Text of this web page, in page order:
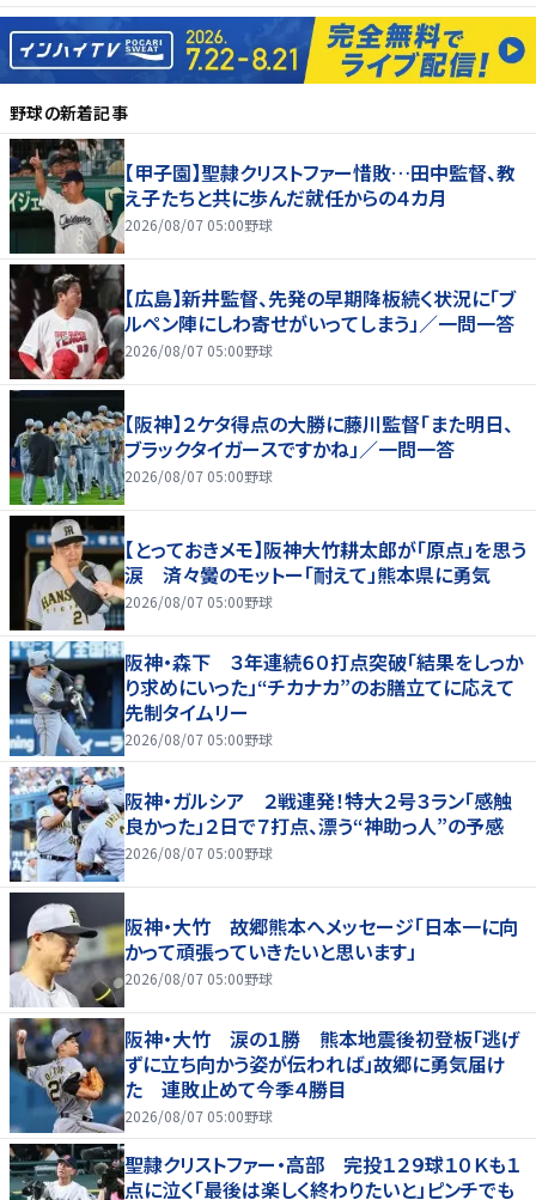
野球の新着記事
【甲子園】聖隷クリストファー惜敗…田中監督、教
え子たちと共に歩んだ就任からの４カ月
2026/08/07 05:00野球
【広島】新井監督、先発の早期降板続く状況に「ブ
ルペン陣にしわ寄せがいってしまう」／一問一答
2026/08/07 05:00野球
【阪神】２ケタ得点の大勝に藤川監督「また明日、
ブラックタイガースですかね」／一問一答
2026/08/07 05:00野球
【とっておきメモ】阪神大竹耕太郎が「原点」を思う
涙 済々黌のモットー「耐えて」熊本県に勇気
2026/08/07 05:00野球
阪神・森下 ３年連続６０打点突破「結果をしっか
り求めにいった」“チカナカ”のお膳立てに応えて
先制タイムリー
2026/08/07 05:00野球
阪神・ガルシア ２戦連発！特大２号３ラン「感触
良かった」２日で７打点、漂う“神助っ人”の予感
2026/08/07 05:00野球
阪神・大竹 故郷熊本へメッセージ「日本一に向
かって頑張っていきたいと思います」
2026/08/07 05:00野球
阪神・大竹 涙の１勝 熊本地震後初登板「逃げ
ずに立ち向かう姿が伝われば」故郷に勇気届け
た 連敗止めて今季４勝目
2026/08/07 05:00野球
聖隷クリストファー・高部 完投１２９球１０Ｋも１
点に泣く「最後は楽しく終わりたいと」ピンチでも